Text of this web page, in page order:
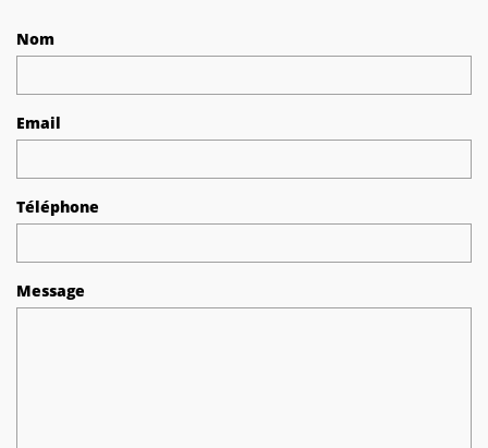
Nom
Email
Téléphone
Message